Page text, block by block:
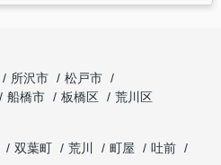
所沢市
松戸市
船橋市 板橋区
荒川区
双葉町 荒川 町屋
吐前